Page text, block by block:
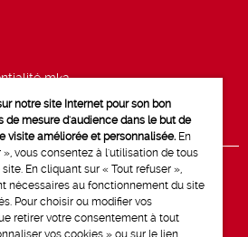
mk2
notre site Internet pour son bon
de mesure d'audience dans le but de
visite améliorée et personnalisée. En
vous consentez à l'utilisation de tous
En cliquant sur « Tout refuser »,
nécessaires au fonctionnement du site
Pour choisir ou modifier vos
retirer votre consentement à tout
vos cookies » ou sur le lien